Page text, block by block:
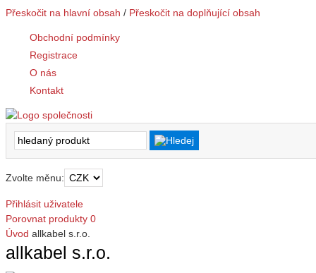
Přeskočit na hlavní obsah / Přeskočit na doplňující obsah
Obchodní podmínky
Registrace
O nás
Kontakt
Zvolte měnu:
Přihlásit uživatele
Porovnat produkty 0
Úvod allkabel s.r.o.
allkabel s.r.o.